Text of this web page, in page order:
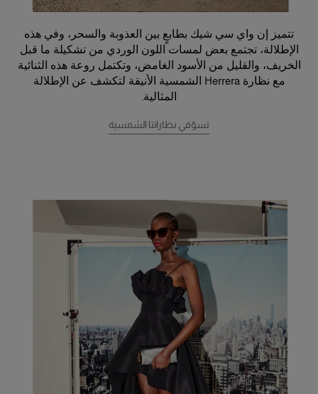
تتميز إن واي سي شيك بطابعٍ بين العذوبة والسحر، وفي هذه
الإطلالة، تجتمع بعض لمسات اللون الوردي من تشكيلة ما قبل
الخريف، والقليل من الأسود الغامض، وتكتمل روعة هذه الثنائية
مع نظارة Herrera الشمسية الأنيقة لتكشف عن الإطلالة
المثالية.
تسوّقي نظاراتنا الشمسية